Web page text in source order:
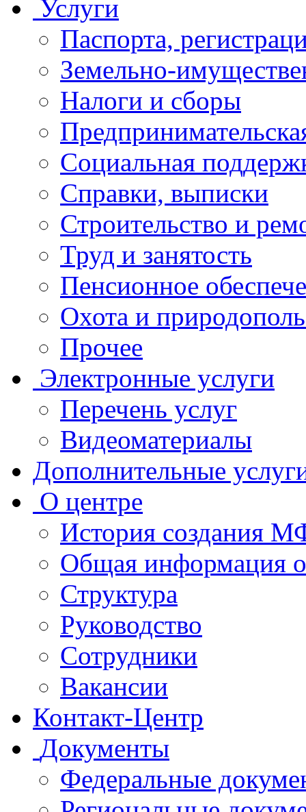
Услуги
Паспорта,
Земельно-
Налоги и сборы
Социальная
Справки, выписки
Строительство и
Труд и занятость
Пенсионное
Охота и
Прочее
Электронные услуги
Перечень услуг
Видеоматериалы
Дополнительные
О центре
История создания
Общая
Структура
Руководство
Сотрудники
Вакансии
Контакт-Центр
Документы
Федеральные